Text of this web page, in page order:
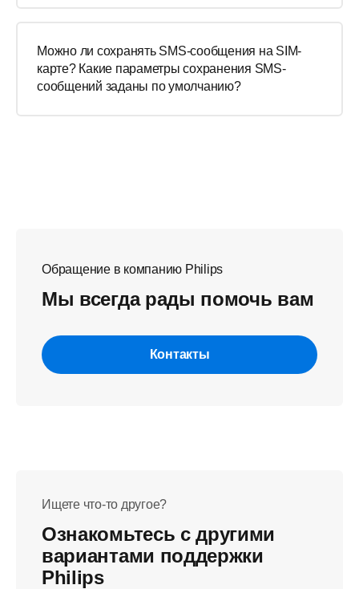
Можно ли сохранять SMS-сообщения на SIM-
карте? Какие параметры сохранения SMS-
сообщений заданы по умолчанию?
Обращение в компанию Philips
Мы всегда рады помочь вам
Контакты
Ищете что-то другое?
Ознакомьтесь с другими
вариантами поддержки
Philips